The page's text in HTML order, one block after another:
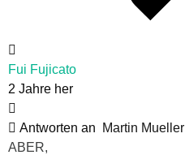
Fui Fujicato
2 Jahre her
Antworten an
Martin Mueller
ABER,